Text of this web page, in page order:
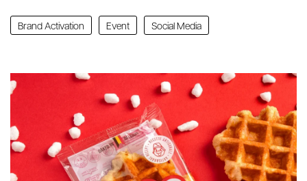
Brand Activation Event Social Media